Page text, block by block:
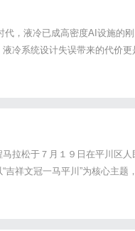
，液冷已成高密度AI设施的刚
冷系统设计失误带来的代价更
已成为行业共同的追求。断路
气深度栏目「冷知...
拉松于７月１９日在平川区人
祥文冠一马平川”为核心主题，
盎然的盛夏时节，上演一场速
白银市平川区人民政...